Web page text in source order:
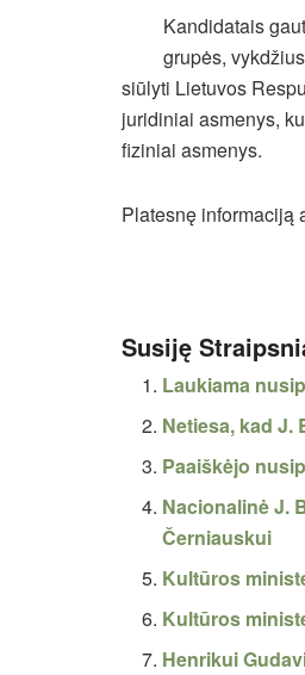
Kandidatais
grupės,
siūlyti Lietuvos
juridiniai asmenys,
fiziniai asmenys.
Platesnę informaciją
Susiję
Laukiama
Netiesa, kad J.
Paaiškėjo
Nacionalinė J.
Černiauskui
Kultūros
Kultūros
Henrikui